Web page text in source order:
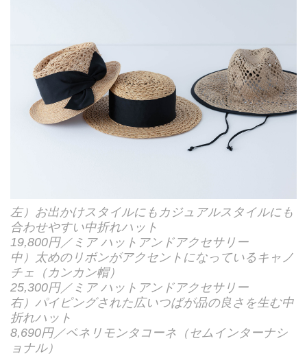
左）お出かけスタイルにもカジュアルスタイルにも
合わせやすい中折れハット
19,800円／ミア ハットアンドアクセサリー
中）太めのリボンがアクセントになっているキャノ
チェ（カンカン帽）
25,300円／ミア ハットアンドアクセサリー
右）パイピングされた広いつばが品の良さを生む中
折れハット
8,690円／ベネリモンタコーネ（セムインターナシ
ョナル）